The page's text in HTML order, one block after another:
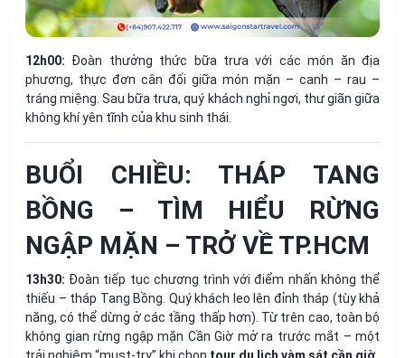
12h00: Đoàn thưởng thức bữa trưa với các món ăn địa
phương, thực đơn cân đối giữa món mặn – canh – rau –
tráng miệng. Sau bữa trưa, quý khách nghỉ ngơi, thư giãn giữa
không khí yên tĩnh của khu sinh thái.
BUỔI CHIỀU: THÁP TANG
BỒNG – TÌM HIỂU RỪNG
NGẬP MẶN – TRỞ VỀ TP.HCM
13h30: Đoàn tiếp tục chương trình với điểm nhấn không thể
thiếu – tháp Tang Bồng. Quý khách leo lên đỉnh tháp (tùy khả
năng, có thể dừng ở các tầng thấp hơn). Từ trên cao, toàn bộ
không gian rừng ngập mặn Cần Giờ mở ra trước mắt – một
trải nghiệm “must-try” khi chọn tour du lịch vàm sát cần giờ